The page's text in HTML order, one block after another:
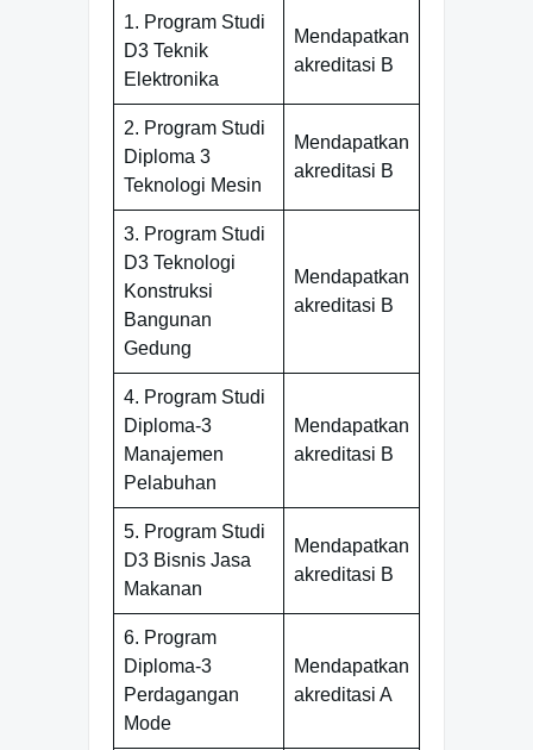
1. Program Studi
D3 Teknik
Elektronika
Mendapatkan
akreditasi B
2. Program Studi
Diploma 3
Teknologi Mesin
Mendapatkan
akreditasi B
3. Program Studi
D3 Teknologi
Konstruksi
Bangunan
Gedung
Mendapatkan
akreditasi B
4. Program Studi
Diploma-3
Manajemen
Pelabuhan
Mendapatkan
akreditasi B
5. Program Studi
D3 Bisnis Jasa
Makanan
Mendapatkan
akreditasi B
6. Program
Diploma-3
Perdagangan
Mode
Mendapatkan
akreditasi A